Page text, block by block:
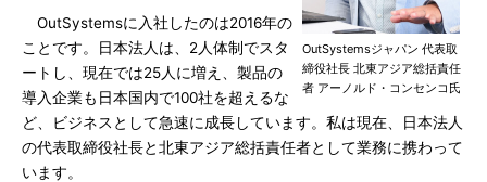
OutSystemsジャパン 代表取
締役社長 北東アジア総括責任
者 アーノルド・コンセンコ氏
OutSystemsに入社したのは2016年の
ことです。日本法人は、2人体制でスタ
ートし、現在では25人に増え、製品の
導入企業も日本国内で100社を超えるな
ど、ビジネスとして急速に成長しています。私は現在、日本法人
の代表取締役社長と北東アジア総括責任者として業務に携わって
います。